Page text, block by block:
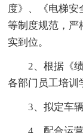
度》、《电梯安
等制度规范，严
实到位。
2、根据《绩
各部门员工培训
3、拟定车辆